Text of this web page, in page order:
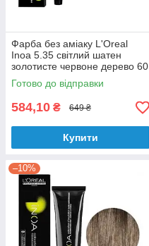
Фарба без аміаку L'Oreal
Inoa 5.35 світлий шатен
золотисте червоне дерево 60
мл
Готово до відправки
584,10 ₴ 649 ₴
Купити
–10%